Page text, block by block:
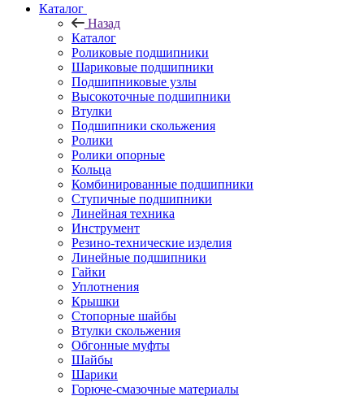
Каталог
Назад
Каталог
Роликовые подшипники
Шариковые подшипники
Подшипниковые узлы
Высокоточные подшипники
Втулки
Подшипники скольжения
Ролики
Ролики опорные
Кольца
Комбинированные подшипники
Ступичные подшипники
Линейная техника
Инструмент
Резино-технические изделия
Линейные подшипники
Гайки
Уплотнения
Крышки
Стопорные шайбы
Втулки скольжения
Обгонные муфты
Шайбы
Шарики
Горюче-смазочные материалы